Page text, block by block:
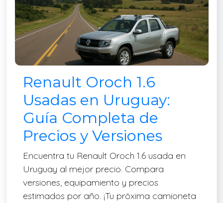
Renault Oroch 1.6
Usadas en Uruguay:
Guía Completa de
Precios y Versiones
Encuentra tu Renault Oroch 1.6 usada en
Uruguay al mejor precio. Compara
versiones, equipamiento y precios
estimados por año. ¡Tu próxima camioneta